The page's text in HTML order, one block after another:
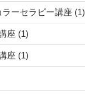
ーセラピー講座 (1)
座 (1)
座 (1)